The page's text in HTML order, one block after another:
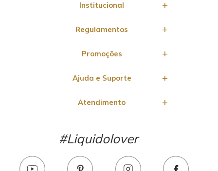
Institucional
Regulamentos
Promoções
Ajuda e Suporte
Atendimento
#Liquidolover